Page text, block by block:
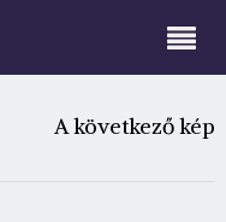
A következő kép